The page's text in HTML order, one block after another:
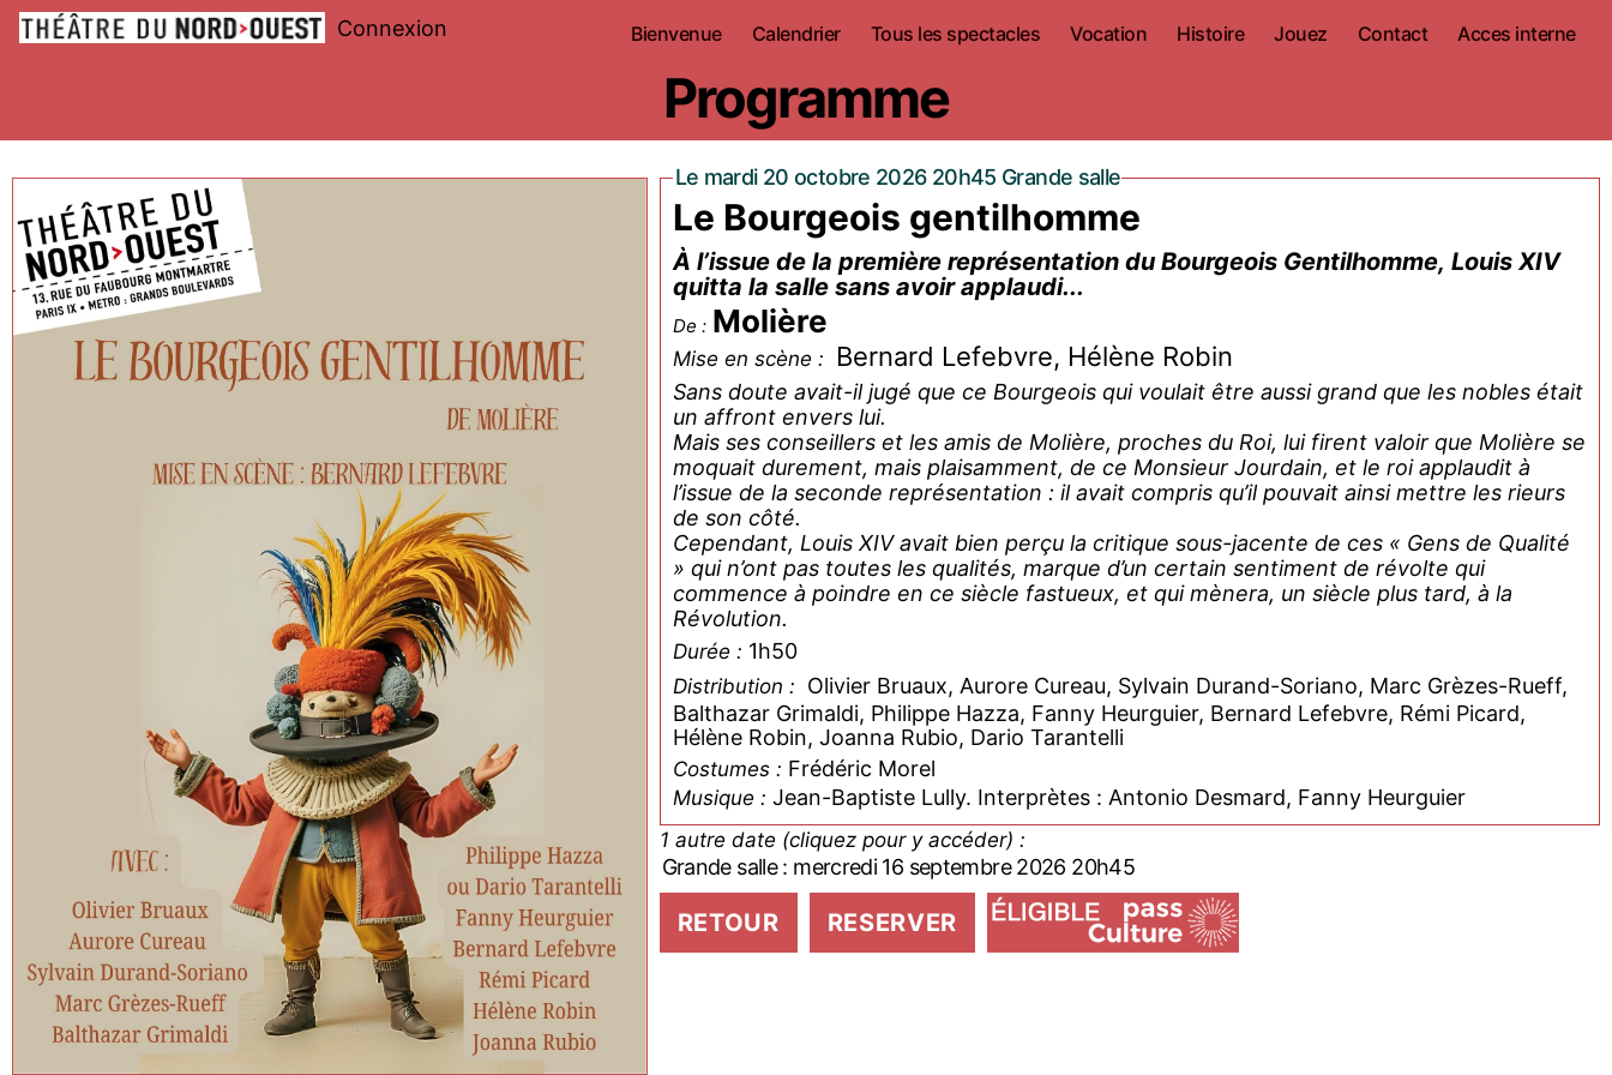
Connexion Bienvenue Calendrier Tous les spectacles Vocation Histoire Jouez Contact Acces interne
Programme
Le mardi 20 octobre 2026 20h45 Grande salle
Le Bourgeois gentilhomme
À l’issue de la première représentation du Bourgeois Gentilhomme, Louis XIV
quitta la salle sans avoir applaudi...
De : Molière
Mise en scène : Bernard Lefebvre, Hélène Robin
Sans doute avait-il jugé que ce Bourgeois qui voulait être aussi grand que les nobles était
un affront envers lui.
Mais ses conseillers et les amis de Molière, proches du Roi, lui firent valoir que Molière se
moquait durement, mais plaisamment, de ce Monsieur Jourdain, et le roi applaudit à
l’issue de la seconde représentation : il avait compris qu’il pouvait ainsi mettre les rieurs
de son côté.
Cependant, Louis XIV avait bien perçu la critique sous-jacente de ces « Gens de Qualité
» qui n’ont pas toutes les qualités, marque d’un certain sentiment de révolte qui
commence à poindre en ce siècle fastueux, et qui mènera, un siècle plus tard, à la
Révolution.
Durée : 1h50
Distribution : Olivier Bruaux, Aurore Cureau, Sylvain Durand-Soriano, Marc Grèzes-Rueff,
Balthazar Grimaldi, Philippe Hazza, Fanny Heurguier, Bernard Lefebvre, Rémi Picard,
Hélène Robin, Joanna Rubio, Dario Tarantelli
Costumes : Frédéric Morel
Musique : Jean-Baptiste Lully. Interprètes : Antonio Desmard, Fanny Heurguier
1 autre date (cliquez pour y accéder) :
Grande salle : mercredi 16 septembre 2026 20h45